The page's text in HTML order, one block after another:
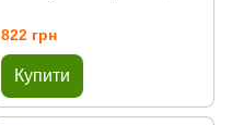
822 грн
Купити